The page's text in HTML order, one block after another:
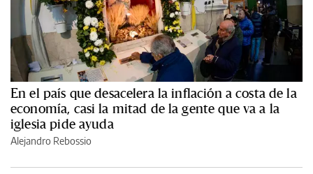
En el país que desacelera la inflación a costa de la
economía, casi la mitad de la gente que va a la
iglesia pide ayuda
Alejandro Rebossio